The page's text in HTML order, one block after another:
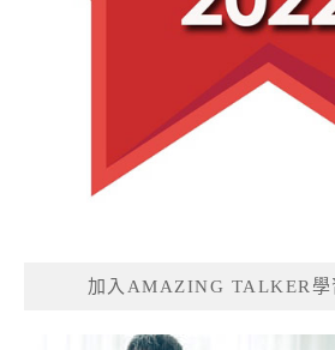
加入AMAZING TALKER學